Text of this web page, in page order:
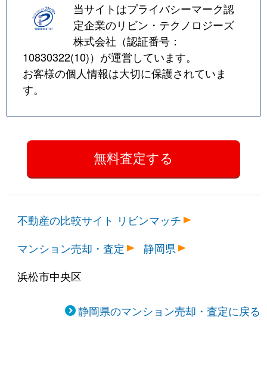
当サイトはプライバシーマーク認
定企業のリビン・テクノロジーズ
株式会社（認証番号：
10830322(10)）が運営しています。
お客様の個人情報は大切に保護されていま
す。
不動産の比較サイト リビンマッチ
マンション売却・査定
静岡県
浜松市中央区
静岡県のマンション売却・査定に戻る